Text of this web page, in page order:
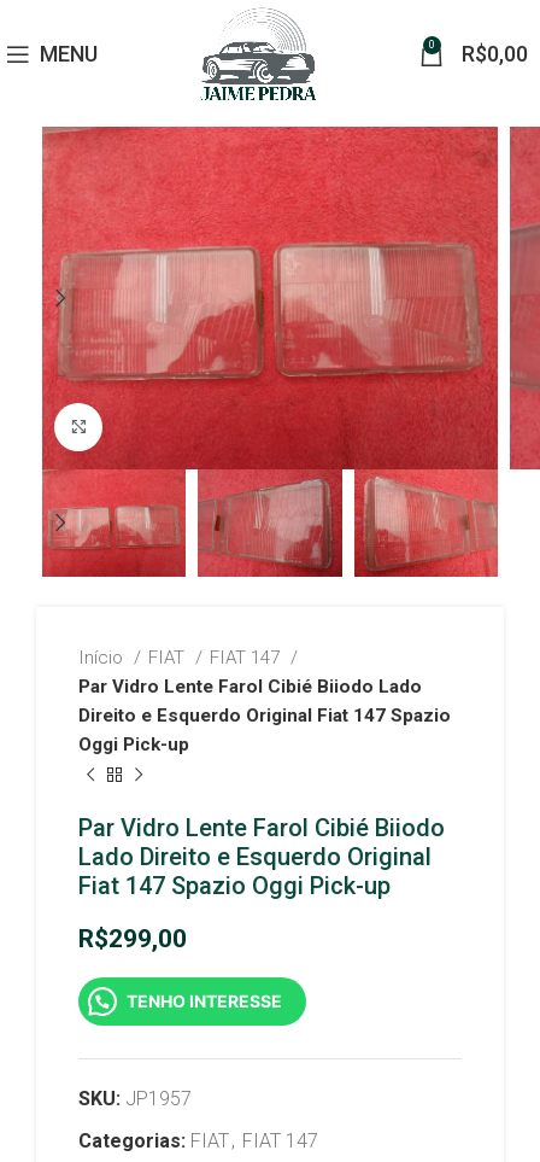
MENU 0 R$0,00
Início FIAT
FIAT 147
Par Vidro Lente Farol Cibié Biiodo Lado
Direito e Esquerdo Original Fiat 147 Spazio
Oggi Pick-up
Par Vidro Lente Farol Cibié Biiodo
Lado Direito e Esquerdo Original
Fiat 147 Spazio Oggi Pick-up
R$299,00
TENHO INTERESSE
SKU: JP1957
Categorias: FIAT, FIAT 147